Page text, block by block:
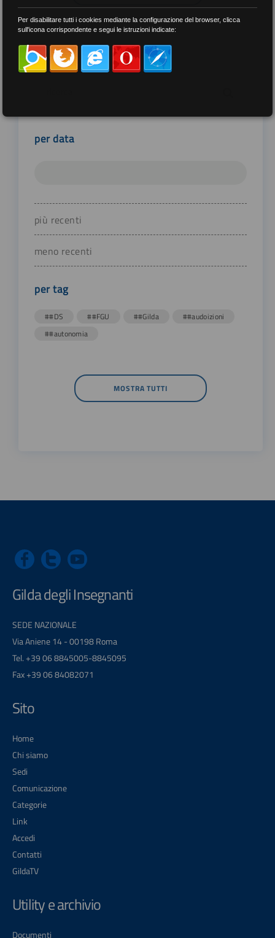
RICERCA
per data
più recenti
meno recenti
per tag
##DS ##FGU ##Gilda
##audoizioni
##autonomia
MOSTRA TUTTI
Gilda degli Insegnanti
SEDE NAZIONALE
Via Aniene 14 - 00198 Roma
Tel. +39 06 8845005-8845095
Fax +39 06 84082071
Sito
Home
Chi siamo
Sedi
Comunicazione
Categorie
Link
Accedi
Contatti
GildaTV
Utility e archivio
Documenti
Per disabilitare tutti i cookies mediante la configurazione del browser, clicca
sull'icona corrispondente e segui le istruzioni indicate: